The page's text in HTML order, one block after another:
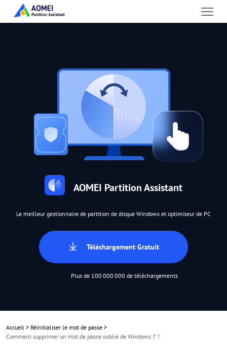
AOMEI Partition Assistant
Le meilleur gestionnaire de partition de disque Windows et optimiseur de PC
Téléchargement Gratuit
Plus de 100 000 000 de téléchargements
Accueil > Réinitialiser le mot de passe >
Comment supprimer un mot de passe oublié de Windows 7 ?